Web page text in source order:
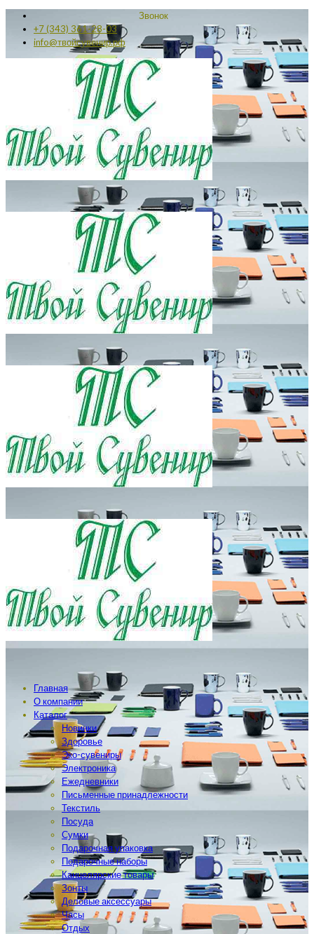
Звонок
+7 (343) 361-28-03
info@твойсувенир.рф
Главная
О компании
Каталог
Новинки
Здоровье
Эко-сувениры
Электроника
Ежедневники
Письменные принадлежности
Текстиль
Посуда
Сумки
Подарочная упаковка
Подарочные наборы
Канцелярские товары
Зонты
Деловые аксессуары
Часы
Отдых